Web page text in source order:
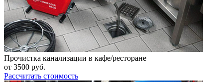
Прочистка канализации в кафе/ресторане
от 3500 руб.
Рассчитать стоимость